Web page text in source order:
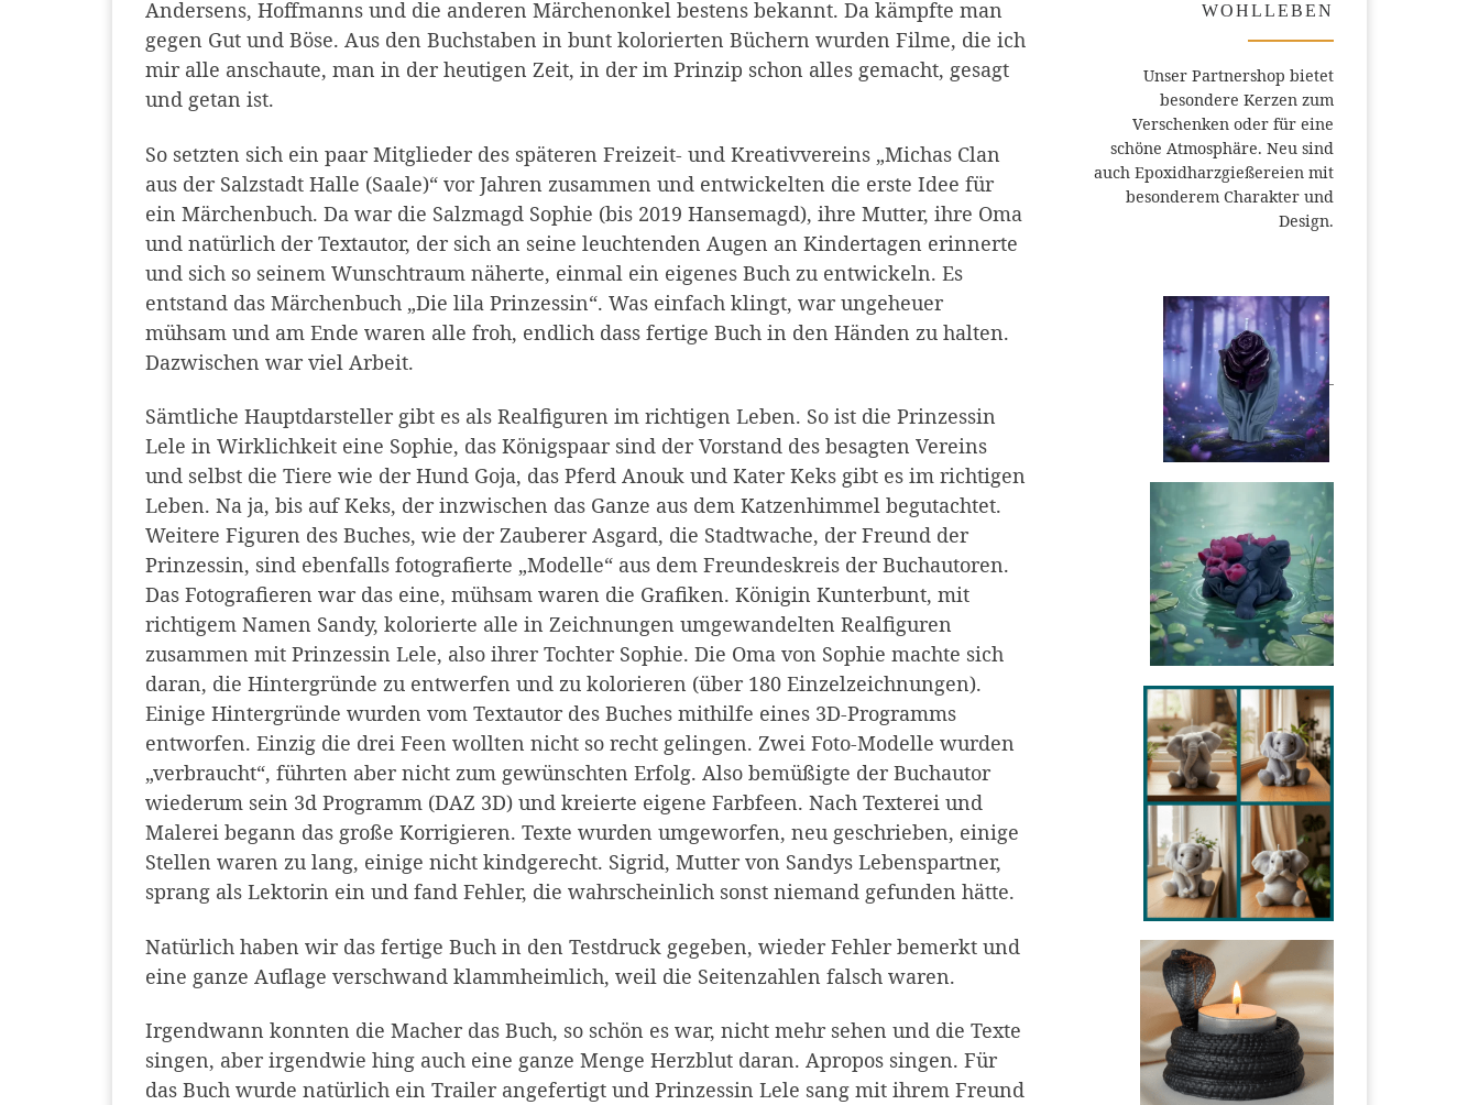
Andersens, Hoffmanns und die anderen Märchenonkel bestens bekannt. Da kämpfte man
gegen Gut und Böse. Aus den Buchstaben in bunt kolorierten Büchern wurden Filme, die ich
mir alle anschaute, man in der heutigen Zeit, in der im Prinzip schon alles gemacht, gesagt
und getan ist.
So setzten sich ein paar Mitglieder des späteren Freizeit- und Kreativvereins „Michas Clan
aus der Salzstadt Halle (Saale)“ vor Jahren zusammen und entwickelten die erste Idee für
ein Märchenbuch. Da war die Salzmagd Sophie (bis 2019 Hansemagd), ihre Mutter, ihre Oma
und natürlich der Textautor, der sich an seine leuchtenden Augen an Kindertagen erinnerte
und sich so seinem Wunschtraum näherte, einmal ein eigenes Buch zu entwickeln. Es
entstand das Märchenbuch „Die lila Prinzessin“. Was einfach klingt, war ungeheuer
mühsam und am Ende waren alle froh, endlich dass fertige Buch in den Händen zu halten.
Dazwischen war viel Arbeit.
Sämtliche Hauptdarsteller gibt es als Realfiguren im richtigen Leben. So ist die Prinzessin
Lele in Wirklichkeit eine Sophie, das Königspaar sind der Vorstand des besagten Vereins
und selbst die Tiere wie der Hund Goja, das Pferd Anouk und Kater Keks gibt es im richtigen
Leben. Na ja, bis auf Keks, der inzwischen das Ganze aus dem Katzenhimmel begutachtet.
Weitere Figuren des Buches, wie der Zauberer Asgard, die Stadtwache, der Freund der
Prinzessin, sind ebenfalls fotografierte „Modelle“ aus dem Freundeskreis der Buchautoren.
Das Fotografieren war das eine, mühsam waren die Grafiken. Königin Kunterbunt, mit
richtigem Namen Sandy, kolorierte alle in Zeichnungen umgewandelten Realfiguren
zusammen mit Prinzessin Lele, also ihrer Tochter Sophie. Die Oma von Sophie machte sich
daran, die Hintergründe zu entwerfen und zu kolorieren (über 180 Einzelzeichnungen).
Einige Hintergründe wurden vom Textautor des Buches mithilfe eines 3D-Programms
entworfen. Einzig die drei Feen wollten nicht so recht gelingen. Zwei Foto-Modelle wurden
„verbraucht“, führten aber nicht zum gewünschten Erfolg. Also bemüßigte der Buchautor
wiederum sein 3d Programm (DAZ 3D) und kreierte eigene Farbfeen. Nach Texterei und
Malerei begann das große Korrigieren. Texte wurden umgeworfen, neu geschrieben, einige
Stellen waren zu lang, einige nicht kindgerecht. Sigrid, Mutter von Sandys Lebenspartner,
sprang als Lektorin ein und fand Fehler, die wahrscheinlich sonst niemand gefunden hätte.
Natürlich haben wir das fertige Buch in den Testdruck gegeben, wieder Fehler bemerkt und
eine ganze Auflage verschwand klammheimlich, weil die Seitenzahlen falsch waren.
Irgendwann konnten die Macher das Buch, so schön es war, nicht mehr sehen und die Texte
singen, aber irgendwie hing auch eine ganze Menge Herzblut daran. Apropos singen. Für
das Buch wurde natürlich ein Trailer angefertigt und Prinzessin Lele sang mit ihrem Freund
WOHLLEBEN
Unser Partnershop bietet
besondere Kerzen zum
Verschenken oder für eine
schöne Atmosphäre. Neu sind
auch Epoxidharzgießereien mit
besonderem Charakter und
Design.